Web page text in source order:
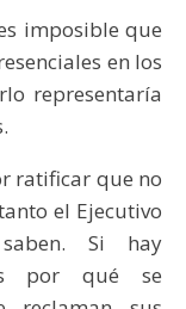
imposible que
en los
representaría
ratificar que no
el Ejecutivo
Si hay
por qué se